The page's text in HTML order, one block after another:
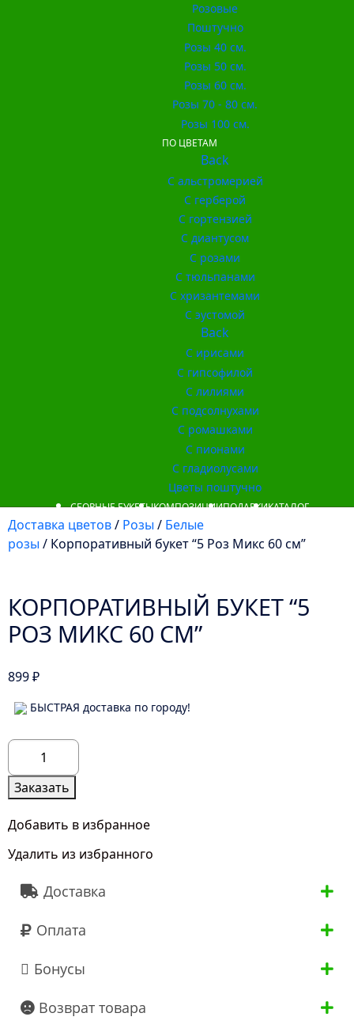
Розовые
Поштучно
Розы 40 см.
Розы 50 см.
Розы 60 см.
Розы 70 - 80 см.
Розы 100 см.
ПО ЦВЕТАМ
Back
С альстромерией
С герберой
С гортензией
С диантусом
С розами
С тюльпанами
С хризантемами
С эустомой
Back
С ирисами
С гипсофилой
С лилиями
С подсолнухами
С ромашками
С пионами
С гладиолусами
Цветы поштучно
СБОРНЫЕ БУКЕТЫКОМПОЗИЦИИПОДАРКИКАТАЛОГ
Доставка цветов/ Розы / Белые
розы / Корпоративный букет “5 Роз Микс 60 см”
КОРПОРАТИВНЫЙ БУКЕТ “5
РОЗ МИКС 60 СМ”
899₽
БЫСТРАЯ доставка по городу!
Количество
товара
Корпоративный
букет
"5
Микс
см"
Заказать
Добавить в избранное
Удалить из избранного
Доставка
Оплата
Бонусы
Возврат товара